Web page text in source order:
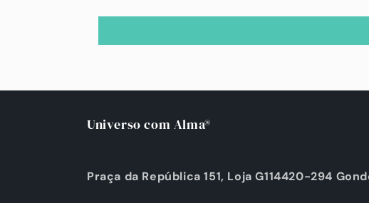
Universo com Alma®
Praça da República 151, Loja G114420-294